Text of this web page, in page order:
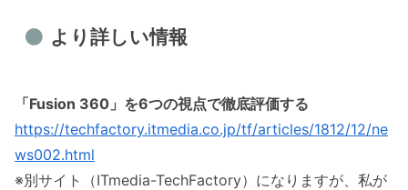
より詳しい情報
「Fusion 360」を6つの視点で徹底評価する
https://techfactory.itmedia.co.jp/tf/articles/1812/12/ne
ws002.html
※別サイト（ITmedia-TechFactory）になりますが、私が